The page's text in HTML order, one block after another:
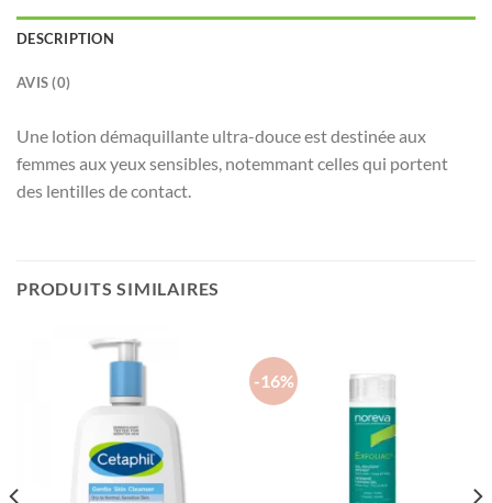
DESCRIPTION
AVIS (0)
Une lotion démaquillante ultra-douce est destinée aux
femmes aux yeux sensibles, notemmant celles qui portent
des lentilles de contact.
PRODUITS SIMILAIRES
-16%